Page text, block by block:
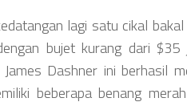
lagi satu cikal
bujet kurang dari
Dashner ini berhasil
beberapa benang